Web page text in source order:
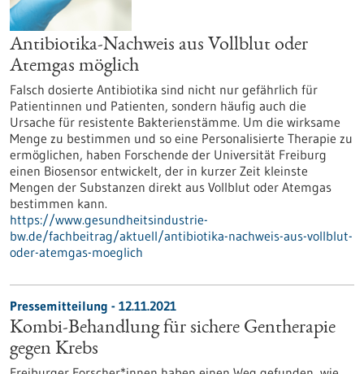
Antibiotika-Nachweis aus Vollblut oder
Atemgas möglich
Falsch dosierte Antibiotika sind nicht nur gefährlich für
Patientinnen und Patienten, sondern häufig auch die
Ursache für resistente Bakterienstämme. Um die wirksame
Menge zu bestimmen und so eine Personalisierte Therapie zu
ermöglichen, haben Forschende der Universität Freiburg
einen Biosensor entwickelt, der in kurzer Zeit kleinste
Mengen der Substanzen direkt aus Vollblut oder Atemgas
bestimmen kann.
https://www.gesundheitsindustrie-
bw.de/fachbeitrag/aktuell/antibiotika-nachweis-aus-vollblut-
oder-atemgas-moeglich
Pressemitteilung - 12.11.2021
Kombi-Behandlung für sichere Gentherapie
gegen Krebs